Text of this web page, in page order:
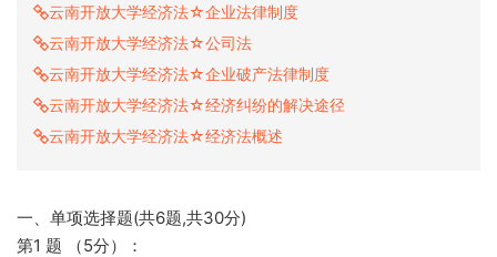
云南开放大学经济法☆企业法律制度
云南开放大学经济法☆公司法
云南开放大学经济法☆企业破产法律制度
云南开放大学经济法☆经济纠纷的解决途径
云南开放大学经济法☆经济法概述
一、单项选择题(共6题,共30分)
第1 题 （5分）：